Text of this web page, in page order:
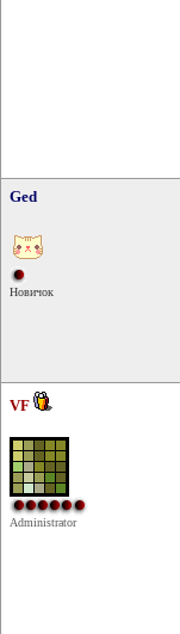
Ged
Новичок
VF
Administrator